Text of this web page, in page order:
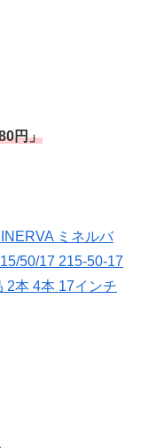
円」
ミネルバ
50/17 215-50-17
2本 4本 17インチ